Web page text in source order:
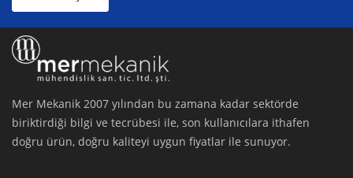
Mer Mekanik 2007 yılından bu zamana kadar sektörde
biriktirdiği bilgi ve tecrübesi ile, son kullanıcılara ithafen
doğru ürün, doğru kaliteyi uygun fiyatlar ile sunuyor.